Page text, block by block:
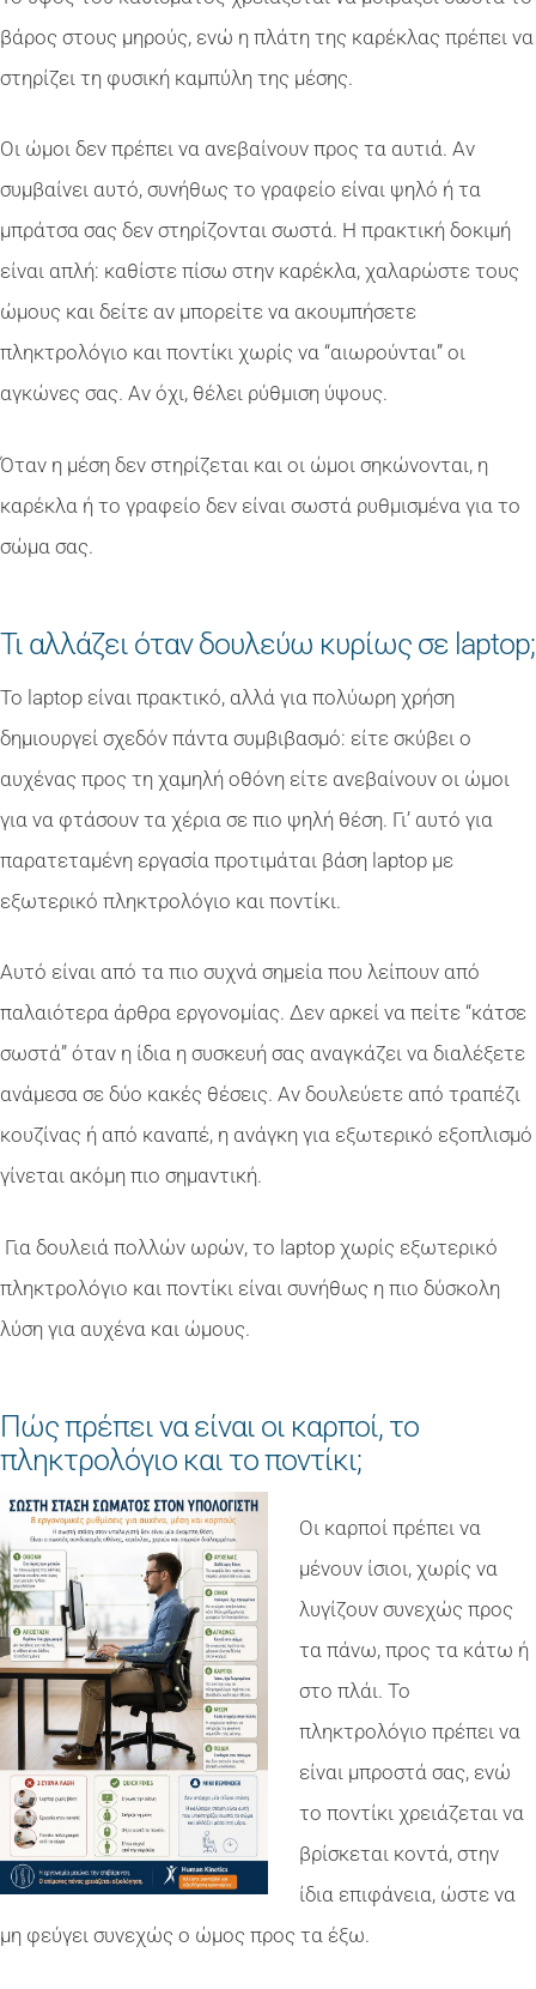
βάρος στους μηρούς, ενώ η πλάτη της καρέκλας πρέπει να
στηρίζει τη φυσική καμπύλη της μέσης.
Οι ώμοι δεν πρέπει να ανεβαίνουν προς τα αυτιά. Αν
συμβαίνει αυτό, συνήθως το γραφείο είναι ψηλό ή τα
μπράτσα σας δεν στηρίζονται σωστά. Η πρακτική δοκιμή
είναι απλή: καθίστε πίσω στην καρέκλα, χαλαρώστε τους
ώμους και δείτε αν μπορείτε να ακουμπήσετε
πληκτρολόγιο και ποντίκι χωρίς να “αιωρούνται” οι
αγκώνες σας. Αν όχι, θέλει ρύθμιση ύψους.
Όταν η μέση δεν στηρίζεται και οι ώμοι σηκώνονται, η
καρέκλα ή το γραφείο δεν είναι σωστά ρυθμισμένα για το
σώμα σας.
Τι αλλάζει όταν δουλεύω κυρίως σε laptop;
Το laptop είναι πρακτικό, αλλά για πολύωρη χρήση
δημιουργεί σχεδόν πάντα συμβιβασμό: είτε σκύβει ο
αυχένας προς τη χαμηλή οθόνη είτε ανεβαίνουν οι ώμοι
για να φτάσουν τα χέρια σε πιο ψηλή θέση. Γι’ αυτό για
παρατεταμένη εργασία προτιμάται βάση laptop με
εξωτερικό πληκτρολόγιο και ποντίκι.
Αυτό είναι από τα πιο συχνά σημεία που λείπουν από
παλαιότερα άρθρα εργονομίας. Δεν αρκεί να πείτε “κάτσε
σωστά” όταν η ίδια η συσκευή σας αναγκάζει να διαλέξετε
ανάμεσα σε δύο κακές θέσεις. Αν δουλεύετε από τραπέζι
κουζίνας ή από καναπέ, η ανάγκη για εξωτερικό εξοπλισμό
γίνεται ακόμη πιο σημαντική.
Για δουλειά πολλών ωρών, το laptop χωρίς εξωτερικό
πληκτρολόγιο και ποντίκι είναι συνήθως η πιο δύσκολη
λύση για αυχένα και ώμους.
Πώς πρέπει να είναι οι καρποί, το
πληκτρολόγιο και το ποντίκι;
Οι καρποί πρέπει να
μένουν ίσιοι, χωρίς να
λυγίζουν συνεχώς προς
τα πάνω, προς τα κάτω ή
στο πλάι. Το
πληκτρολόγιο πρέπει να
είναι μπροστά σας, ενώ
το ποντίκι χρειάζεται να
βρίσκεται κοντά, στην
ίδια επιφάνεια, ώστε να
μη φεύγει συνεχώς ο ώμος προς τα έξω.